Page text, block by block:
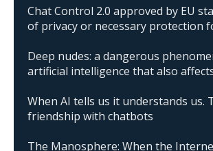
Chat Control 2.0 approved by EU
of privacy or necessary protection
Deep nudes: a dangerous
artificial intelligence that also
When AI tells us it understands us.
friendship with chatbots
The Manosphere: When the